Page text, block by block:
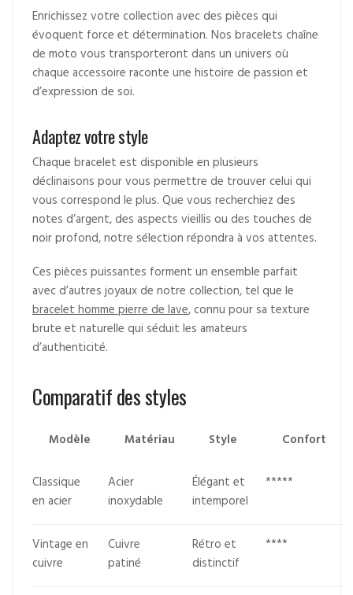
Enrichissez votre collection avec des pièces qui
évoquent force et détermination. Nos bracelets chaîne
de moto vous transporteront dans un univers où
chaque accessoire raconte une histoire de passion et
d’expression de soi.
Adaptez votre style
Chaque bracelet est disponible en plusieurs
déclinaisons pour vous permettre de trouver celui qui
vous correspond le plus. Que vous recherchiez des
notes d’argent, des aspects vieillis ou des touches de
noir profond, notre sélection répondra à vos attentes.
Ces pièces puissantes forment un ensemble parfait
avec d’autres joyaux de notre collection, tel que le
bracelet homme pierre de lave, connu pour sa texture
brute et naturelle qui séduit les amateurs
d’authenticité.
Comparatif des styles
Modèle Matériau Style
Confort
Classique
en acier
Acier
inoxydable
Élégant et
intemporel
*****
Vintage en
cuivre
Cuivre
patiné
Rétro et
distinctif
****